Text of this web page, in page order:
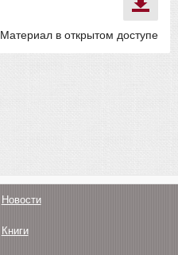
Материал в открытом доступе
Новости
Книги